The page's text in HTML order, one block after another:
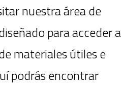
nuestra área de
para acceder a
materiales útiles e
podrás encontrar